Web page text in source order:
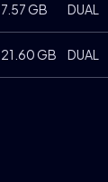
7.57 GB DUAL
21.60 GB DUAL